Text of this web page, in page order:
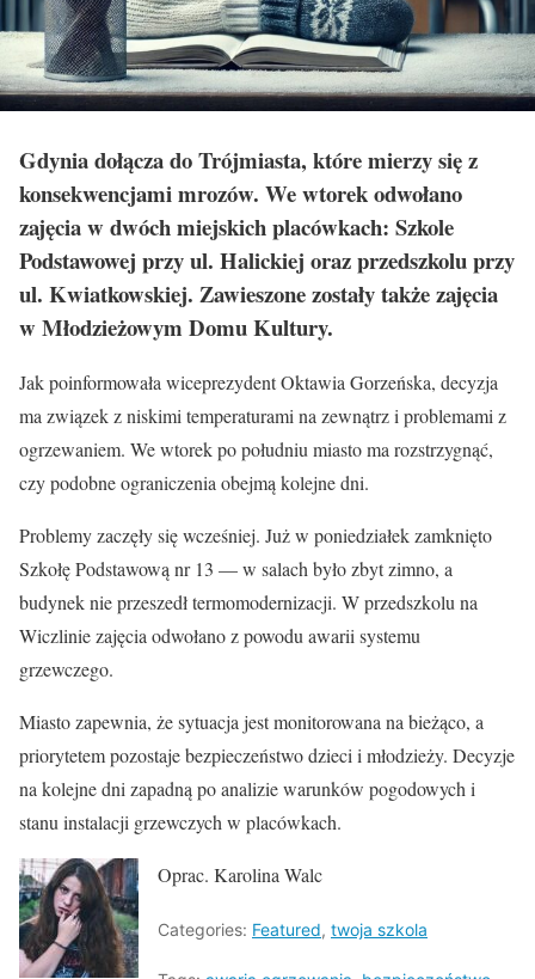
Gdynia dołącza do Trójmiasta, które mierzy się z
konsekwencjami mrozów. We wtorek odwołano
zajęcia w dwóch miejskich placówkach: Szkole
Podstawowej przy ul. Halickiej oraz przedszkolu przy
ul. Kwiatkowskiej. Zawieszone zostały także zajęcia
w Młodzieżowym Domu Kultury.
Jak poinformowała wiceprezydent Oktawia Gorzeńska, decyzja
ma związek z niskimi temperaturami na zewnątrz i problemami z
ogrzewaniem. We wtorek po południu miasto ma rozstrzygnąć,
czy podobne ograniczenia obejmą kolejne dni.
Problemy zaczęły się wcześniej. Już w poniedziałek zamknięto
Szkołę Podstawową nr 13 — w salach było zbyt zimno, a
budynek nie przeszedł termomodernizacji. W przedszkolu na
Wiczlinie zajęcia odwołano z powodu awarii systemu
grzewczego.
Miasto zapewnia, że sytuacja jest monitorowana na bieżąco, a
priorytetem pozostaje bezpieczeństwo dzieci i młodzieży. Decyzje
na kolejne dni zapadną po analizie warunków pogodowych i
stanu instalacji grzewczych w placówkach.
Oprac. Karolina Walc
Categories: Featured, twoja szkola